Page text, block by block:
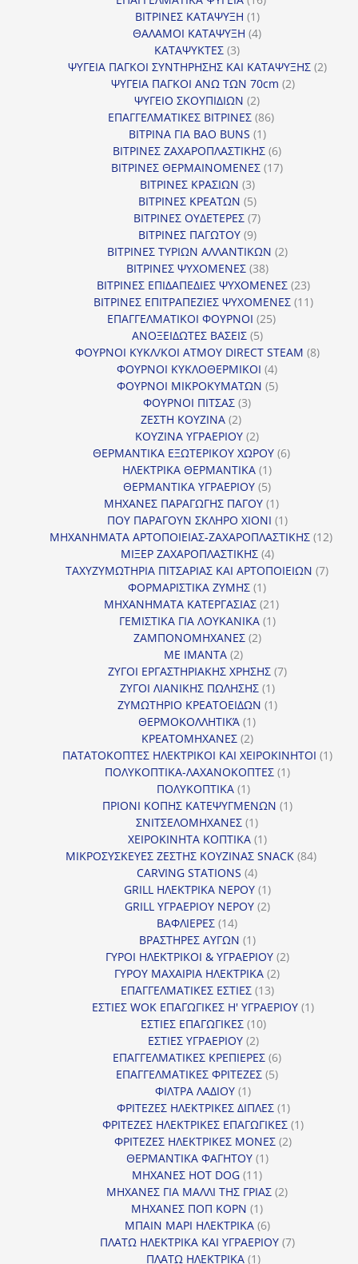
ΒΙΤΡΙΝΕΣ ΚΑΤΑΨΥΞΗ 11
προϊόν
ΘΑΛΑΜΟΙ ΚΑΤΑΨΥΞΗ 44
ΚΑΤΑΨΥΚΤΕΣ 33
προϊόντα
ΨΥΓΕΙΑ ΠΑΓΚΟΙ ΣΥΝΤΗΡΗΣΗΣ ΚΑΙ ΚΑΤΑΨΥΞΗΣ 22
ΨΥΓΕΙΑ ΠΑΓΚΟΙ ΑΝΩ ΤΩΝ 70cm 22
ΨΥΓΕΙΟ ΣΚΟΥΠΙΔΙΩΝ 22
προϊόντα
ΕΠΑΓΓΕΛΜΑΤΙΚΕΣ ΒΙΤΡΙΝΕΣ 8686
ΒΙΤΡΙΝΑ ΓΙΑ BAO BUNS 11
προϊόν
ΒΙΤΡΙΝΕΣ ΖΑΧΑΡΟΠΛΑΣΤΙΚΗΣ 66
προϊόντα
ΒΙΤΡΙΝΕΣ ΘΕΡΜΑΙΝΟΜΕΝΕΣ 1717
ΒΙΤΡΙΝΕΣ ΚΡΑΣΙΩΝ 33
προϊόντα
ΒΙΤΡΙΝΕΣ ΚΡΕΑΤΩΝ 55
προϊόντα
ΒΙΤΡΙΝΕΣ ΟΥΔΕΤΕΡΕΣ 77
ΒΙΤΡΙΝΕΣ ΠΑΓΩΤΟΥ 99
προϊόντα
ΒΙΤΡΙΝΕΣ ΤΥΡΙΩΝ ΑΛΛΑΝΤΙΚΩΝ 22
ΒΙΤΡΙΝΕΣ ΨΥΧΟΜΕΝΕΣ 3838
προϊόντα
ΒΙΤΡΙΝΕΣ ΕΠΙΔΑΠΕΔΙΕΣ ΨΥΧΟΜΕΝΕΣ 2323
προϊόντα
ΒΙΤΡΙΝΕΣ ΕΠΙΤΡΑΠΕΖΙΕΣ ΨΥΧΟΜΕΝΕΣ 1111
ΕΠΑΓΓΕΛΜΑΤΙΚΟΙ ΦΟΥΡΝΟΙ 2525
ΑΝΟΞΕΙΔΩΤΕΣ ΒΑΣΕΙΣ 55
προϊόντα
ΦΟΥΡΝΟΙ ΚΥΚΛ/ΚΟΙ ΑΤΜΟΥ DIRECT STEAM 88
ΦΟΥΡΝΟΙ ΚΥΚΛΟΘΕΡΜΙΚΟΙ 44
προϊόντα
ΦΟΥΡΝΟΙ ΜΙΚΡΟΚΥΜΑΤΩΝ 55
ΦΟΥΡΝΟΙ ΠΙΤΣΑΣ 33
ΖΕΣΤΗ ΚΟΥΖΙΝΑ 22
προϊόντα
ΚΟΥΖΙΝΑ ΥΓΡΑΕΡΙΟΥ 22
προϊόντα
ΘΕΡΜΑΝΤΙΚΑ ΕΞΩΤΕΡΙΚΟΥ ΧΩΡΟΥ 66
ΗΛΕΚΤΡΙΚΑ ΘΕΡΜΑΝΤΙΚΑ 11
προϊόν
ΘΕΡΜΑΝΤΙΚΑ ΥΓΡΑΕΡΙΟΥ 55
προϊόντα
ΜΗΧΑΝΕΣ ΠΑΡΑΓΩΓΗΣ ΠΑΓΟΥ 11
προϊόν
ΠΟΥ ΠΑΡΑΓΟΥΝ ΣΚΛΗΡΟ ΧΙΟΝΙ 11
προϊόν
ΜΗΧΑΝΗΜΑΤΑ ΑΡΤΟΠΟΙΕΙΑΣ-ΖΑΧΑΡΟΠΛΑΣΤΙΚΗΣ 1212
ΜΙΞΕΡ ΖΑΧΑΡΟΠΛΑΣΤΙΚΗΣ 44
προϊόντα
ΤΑΧΥΖΥΜΩΤΗΡΙΑ ΠΙΤΣΑΡΙΑΣ ΚΑΙ ΑΡΤΟΠΟΙΕΙΩΝ 77
ΦΟΡΜΑΡΙΣΤΙΚΑ ΖΥΜΗΣ 11
προϊόν
ΜΗΧΑΝΗΜΑΤΑ ΚΑΤΕΡΓΑΣΙΑΣ 2121
προϊόντα
ΓΕΜΙΣΤΙΚΑ ΓΙΑ ΛΟΥΚΑΝΙΚΑ 11
ΖΑΜΠΟΝΟΜΗΧΑΝΕΣ 22
ΜΕ ΙΜΑΝΤΑ 22
προϊόντα
ΖΥΓΟΙ ΕΡΓΑΣΤΗΡΙΑΚΗΣ ΧΡΗΣΗΣ 77
ΖΥΓΟΙ ΛΙΑΝΙΚΗΣ ΠΩΛΗΣΗΣ 11
προϊόν
ΖΥΜΩΤΗΡΙΟ ΚΡΕΑΤΟΕΙΔΩΝ 11
ΘΕΡΜΟΚΟΛΛΗΤΙΚΆ 11
προϊόν
ΚΡΕΑΤΟΜΗΧΑΝΕΣ 22
προϊόντα
ΠΑΤΑΤΟΚΟΠΤΕΣ ΗΛΕΚΤΡΙΚΟΙ ΚΑΙ ΧΕΙΡΟΚΙΝΗΤΟΙ 11
ΠΟΛΥΚΟΠΤΙΚΑ-ΛΑΧΑΝΟΚΟΠΤΕΣ 11
ΠΟΛΥΚΟΠΤΙΚΑ 11
προϊόν
ΠΡΙΟΝΙ ΚΟΠΗΣ ΚΑΤΕΨΥΓΜΕΝΩΝ 11
ΣΝΙΤΣΕΛΟΜΗΧΑΝΕΣ 11
προϊόν
ΧΕΙΡΟΚΙΝΗΤΑ ΚΟΠΤΙΚΑ 11
προϊόν
ΜΙΚΡΟΣΥΣΚΕΥΕΣ ΖΕΣΤΗΣ ΚΟΥΖΙΝΑΣ SNACK 8484
CARVING STATIONS 44
προϊόντα
GRILL ΗΛΕΚΤΡΙΚΑ ΝΕΡΟΥ 11
προϊόν
GRILL ΥΓΡΑΕΡΙΟΥ ΝΕΡΟΥ 22
ΒΑΦΛΙΕΡΕΣ 1414
προϊόντα
ΒΡΑΣΤΗΡΕΣ ΑΥΓΩΝ 11
προϊόν
ΓΥΡΟΙ ΗΛΕΚΤΡΙΚΟΙ & ΥΓΡΑΕΡΙΟΥ 22
ΓΥΡΟΥ ΜΑΧΑΙΡΙΑ ΗΛΕΚΤΡΙΚΑ 22
ΕΠΑΓΓΕΛΜΑΤΙΚΕΣ ΕΣΤΙΕΣ 1313
προϊόντα
ΕΣΤΙΕΣ WOK ΕΠΑΓΩΓΙΚΕΣ Η' ΥΓΡΑΕΡΙΟΥ 11
ΕΣΤΙΕΣ ΕΠΑΓΩΓΙΚΕΣ 1010
ΕΣΤΙΕΣ ΥΓΡΑΕΡΙΟΥ 22
προϊόντα
ΕΠΑΓΓΕΛΜΑΤΙΚΕΣ ΚΡΕΠΙΕΡΕΣ 66
προϊόντα
ΕΠΑΓΓΕΛΜΑΤΙΚΕΣ ΦΡΙΤΕΖΕΣ 55
ΦΙΛΤΡΑ ΛΑΔΙΟΥ 11
προϊόν
ΦΡΙΤΕΖΕΣ ΗΛΕΚΤΡΙΚΕΣ ΔΙΠΛΕΣ 11
προϊόν
ΦΡΙΤΕΖΕΣ ΗΛΕΚΤΡΙΚΕΣ ΕΠΑΓΩΓΙΚΕΣ 11
ΦΡΙΤΕΖΕΣ ΗΛΕΚΤΡΙΚΕΣ ΜΟΝΕΣ 22
ΘΕΡΜΑΝΤΙΚΑ ΦΑΓΗΤΟΥ 11
ΜΗΧΑΝΕΣ HOT DOG 1111
προϊόντα
ΜΗΧΑΝΕΣ ΓΙΑ ΜΑΛΛΙ ΤΗΣ ΓΡΙΑΣ 22
ΜΗΧΑΝΕΣ ΠΟΠ ΚΟΡΝ 11
προϊόν
ΜΠΑΙΝ ΜΑΡΙ ΗΛΕΚΤΡΙΚΑ 66
προϊόντα
ΠΛΑΤΩ ΗΛΕΚΤΡΙΚΑ ΚΑΙ ΥΓΡΑΕΡΙΟΥ 77
ΠΛΑΤΩ ΗΛΕΚΤΡΙΚΑ 11